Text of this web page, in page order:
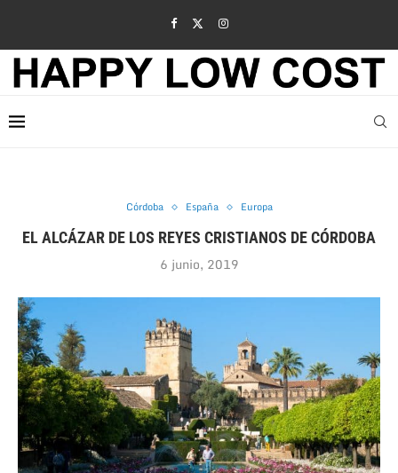
Córdoba España Europa
EL ALCÁZAR DE LOS REYES CRISTIANOS DE CÓRDOBA
6 junio, 2019